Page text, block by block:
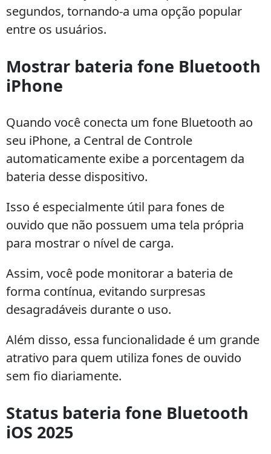
segundos, tornando-a uma opção popular
entre os usuários.
Mostrar bateria fone Bluetooth
iPhone
Quando você conecta um fone Bluetooth ao
seu iPhone, a Central de Controle
automaticamente exibe a porcentagem da
bateria desse dispositivo.
Isso é especialmente útil para fones de
ouvido que não possuem uma tela própria
para mostrar o nível de carga.
Assim, você pode monitorar a bateria de
forma contínua, evitando surpresas
desagradáveis durante o uso.
Além disso, essa funcionalidade é um grande
atrativo para quem utiliza fones de ouvido
sem fio diariamente.
Status bateria fone Bluetooth
iOS 2025